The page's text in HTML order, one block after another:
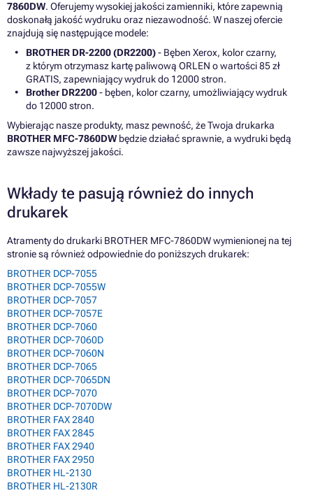
7860DW. Oferujemy wysokiej jakości zamienniki, które zapewnią
doskonałą jakość wydruku oraz niezawodność. W naszej ofercie
znajdują się następujące modele:
BROTHER DR-2200 (DR2200)- Bęben Xerox, kolor czarny,
z którym otrzymasz kartę paliwową ORLEN o wartości 85 zł
GRATIS, zapewniający wydruk do 12000 stron.
Brother DR2200- bęben, kolor czarny, umożliwiający wydruk
do 12000 stron.
Wybierając nasze produkty, masz pewność, że Twoja drukarka
BROTHER MFC-7860DW będzie działać sprawnie, a wydruki będą
zawsze najwyższej jakości.
Wkłady te pasują również do innych
drukarek
Atramenty do drukarki BROTHER MFC-7860DW wymienionej na tej
stronie są również odpowiednie do poniższych drukarek:
BROTHER DCP-7055
BROTHER DCP-7055W
BROTHER DCP-7057
BROTHER DCP-7057E
BROTHER DCP-7060
BROTHER DCP-7060D
BROTHER DCP-7060N
BROTHER DCP-7065
BROTHER DCP-7065DN
BROTHER DCP-7070
BROTHER DCP-7070DW
BROTHER FAX 2840
BROTHER FAX 2845
BROTHER FAX 2940
BROTHER FAX 2950
BROTHER HL-2130
BROTHER HL-2130R